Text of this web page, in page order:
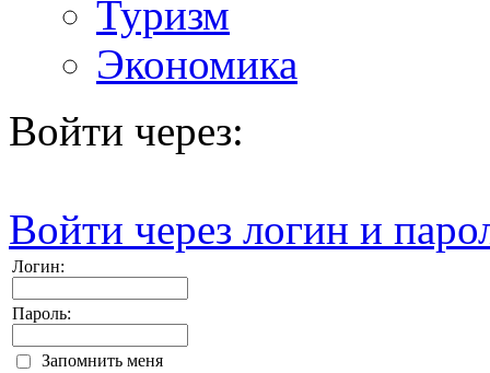
Туризм
Экономика
Войти через:
Войти через логин и
Логин:
Пароль:
Запомнить меня